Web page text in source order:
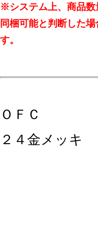
※システム上、商品数
同梱可能と判断した
す。
ＯＦＣ
２４金メッキ